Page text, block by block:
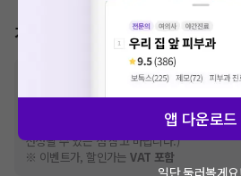
가격표
추가비용 등으로 실제
건강보험심사평가원
격입니다. (진료와 연관된 복합적인 비용이 추
산정될 수 있는 점 참고 바랍니다.)
※ 이벤트가, 할인가는VAT 포함
앱 다운로드
일단 둘러볼게요!